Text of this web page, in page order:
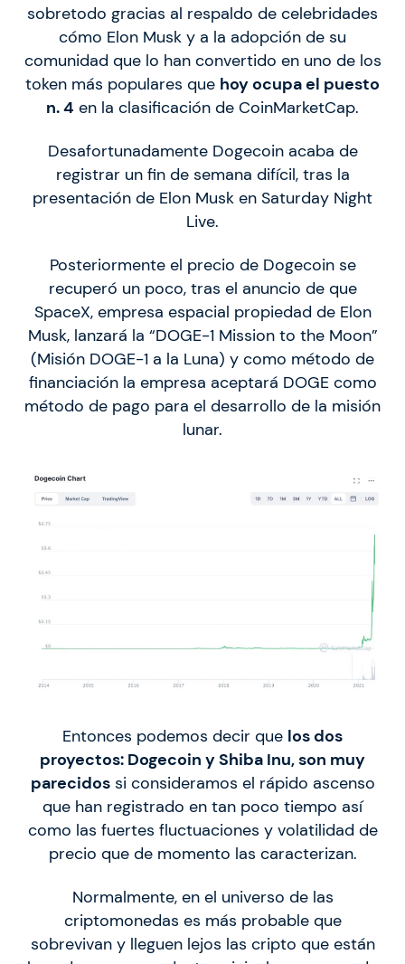
sobretodo gracias al respaldo de celebridades
cómo Elon Musk y a la adopción de su
comunidad que lo han convertido en uno de los
token más populares que hoy ocupa el puesto
n. 4 en la clasificación de CoinMarketCap.
Desafortunadamente Dogecoin acaba de
registrar un fin de semana difícil, tras la
presentación de Elon Musk en Saturday Night
Live.
Posteriormente el precio de Dogecoin se
recuperó un poco, tras el anuncio de que
SpaceX, empresa espacial propiedad de Elon
Musk, lanzará la “DOGE-1 Mission to the Moon”
(Misión DOGE-1 a la Luna) y como método de
financiación la empresa aceptará DOGE como
método de pago para el desarrollo de la misión
lunar.
Entonces podemos decir que los dos
proyectos: Dogecoin y Shiba Inu, son muy
parecidossi consideramos el rápido ascenso
que han registrado en tan poco tiempo así
como las fuertes fluctuaciones y volatilidad de
precio que de momento las caracterizan.
Normalmente, en el universo de las
criptomonedas es más probable que
sobrevivan y lleguen lejos las cripto que están